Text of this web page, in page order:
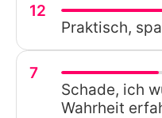
12
Praktisch,
7
Schade, ich
Wahrheit